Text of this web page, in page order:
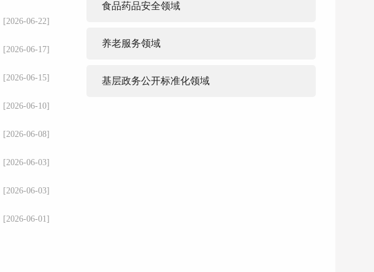
[2026-06-22]
[2026-06-17]
[2026-06-15]
[2026-06-10]
[2026-06-08]
[2026-06-03]
[2026-06-03]
[2026-06-01]
食品药品安全领域
养老服务领域
基层政务公开标准化领域